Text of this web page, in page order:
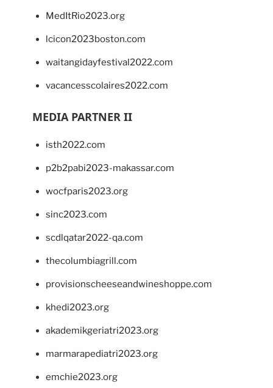
MedItRio2023.org
lcicon2023boston.com
waitangidayfestival2022.com
vacancesscolaires2022.com
MEDIA PARTNER II
isth2022.com
p2b2pabi2023-makassar.com
wocfparis2023.org
sinc2023.com
scdlqatar2022-qa.com
thecolumbiagrill.com
provisionscheeseandwineshoppe.com
khedi2023.org
akademikgeriatri2023.org
marmarapediatri2023.org
emchie2023.org